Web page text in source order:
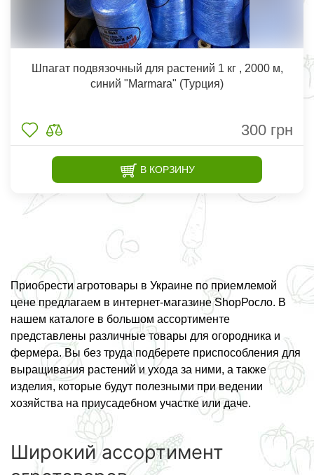
Шпагат подвязочный для растений 1 кг , 2000 м,
синий "Marmara" (Турция)
300 грн
В КОРЗИНУ
Приобрести агротовары в Украине по приемлемой
цене предлагаем в интернет-магазине ShopРосло. В
нашем каталоге в большом ассортименте
представлены различные товары для огородника и
фермера. Вы без труда подберете приспособления для
выращивания растений и ухода за ними, а также
изделия, которые будут полезными при ведении
хозяйства на приусадебном участке или даче.
Широкий ассортимент